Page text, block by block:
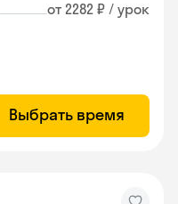
от 2282 ₽ / урок
Выбрать время